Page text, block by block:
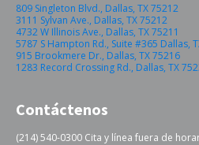
809 Singleton Blvd., Dallas, TX 75212
3111 Sylvan Ave., Dallas, TX 75212
4732 W Illinois Ave., Dallas, TX 75211
5787 S Hampton Rd., Suite #365 Dallas,
915 Brookmere Dr., Dallas, TX 75216
1283 Record Crossing Rd., Dallas, TX
Contáctenos
(214) 540-0300 Cita y línea fuera de